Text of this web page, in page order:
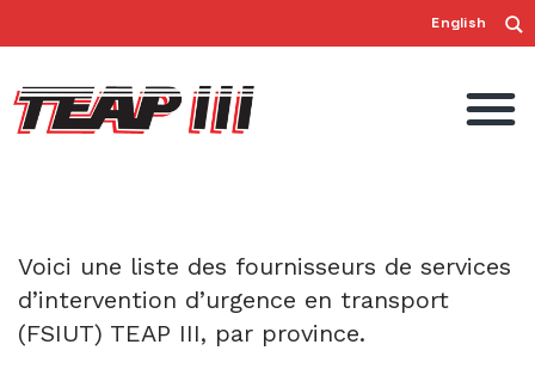
English
Voici une liste des fournisseurs de services
d’intervention d’urgence en transport
(FSIUT) TEAP III, par province.